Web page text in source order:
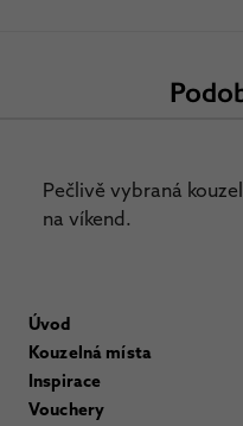
Pečlivě vybraná
na víkend.
Úvod
Kouzelná místa
Inspirace
Vouchery